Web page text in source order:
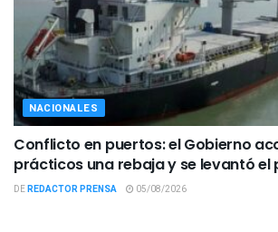
NACIONALES
Conflicto en puertos: el Gobierno
prácticos una rebaja y se levantó el
DEREDACTOR PRENSA 05/08/2026